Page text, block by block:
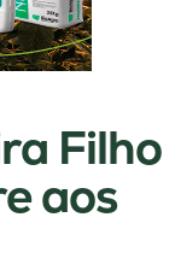
Filho
aos